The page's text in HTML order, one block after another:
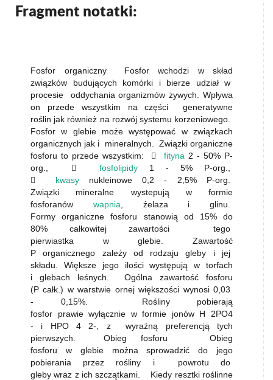
Fragment notatki:
Fosfor organiczny Fosfor wchodzi w skład
związków budujących komórki i bierze udział w
procesie oddychania organizmów żywych. Wpływa
on przede wszystkim na części generatywne
roślin jak również na rozwój systemu korzeniowego.
Fosfor w glebie może występować w związkach
organicznych jak i mineralnych. Związki organiczne
fosforu to przede wszystkim:  fityna 2 - 50% P-
org.,  fosfolipidy 1 - 5% P-org.,
 kwasynukleinowe 0,2 - 2,5% P-org.
Związki mineralne wystepują w formie
fosforanów wapnia , żelaza i glinu.
Formy organiczne fosforu stanowią od 15% do
80% całkowitej zawartości tego
pierwiastka w glebie. Zawartość
P organicznego zależy od rodzaju gleby i jej
składu. Większe jego ilości występują w torfach
i glebach leśnych. Ogólna zawartość fosforu
(P całk.) w warstwie ornej większości wynosi 0,03
- 0,15%. Rośliny pobierają
fosfor prawie wyłącznie w formie jonów H 2PO4
- i HPO 4 2-, z wyraźną preferencją tych
pierwszych. Obieg fosforu Obieg
fosforu w glebie można sprowadzić do jego
pobierania przez rośliny i powrotu do
gleby wraz z ich szczątkami. Kiedy resztki roślinne